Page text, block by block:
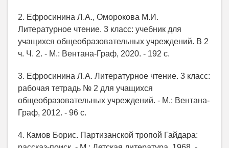
2. Ефросинина Л.А., Оморокова М.И.
Литературное чтение. 3 класс: учебник для
учащихся общеобразовательных учреждений. В 2
ч. Ч. 2. - М.: Вентана-Граф, 2020. - 192 с.
3. Ефросинина Л.А. Литературное чтение. 3 класс:
рабочая тетрадь № 2 для учащихся
общеобразовательных учреждений. - М.: Вентана-
Граф, 2012. - 96 с.
4. Камов Борис. Партизанской тропой Гайдара: